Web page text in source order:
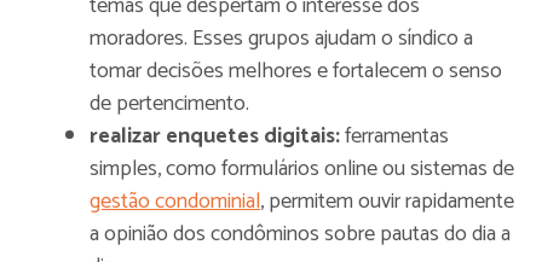
moradores. Esses grupos ajudam o síndico a
tomar decisões melhores e fortalecem o senso
de pertencimento.
realizar enquetes digitais:ferramentas
simples, como formulários online ou sistemas de
gestão condominial, permitem ouvir rapidamente
a opinião dos condôminos sobre pautas do dia a